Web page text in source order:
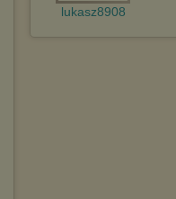
lukasz8908